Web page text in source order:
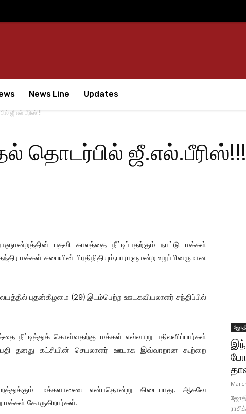
News Line Updates
ஜீ.எல்.பீரிஸ்!!!
தொடர்பில் ஜீ.எல்.பீரிஸ்!!!
பதவி காலத்தை நீட்டிப்பதற்கும் நாட்டு மக்கள்
மக்கள் சபையின் பிரதிநிதியும்,பாராளுமன்ற உறுப்பினருமான
புதன்கிழமை (29) இடம்பெற்ற ஊடகவியலாளர் சந்திப்பில்
நீட்டித்துக் கொள்வதற்கு மக்கள் எவ்வாறு பதிலளிப்பார்கள்
தனது கட்சியின் செயலாளர் ஊடாக இவ்வாறான கூற்றை
மக்களாணை என்பதொன்று கிடையாது. ஆகவே
கோருகிறார்கள்.